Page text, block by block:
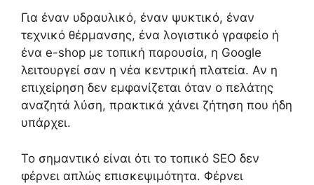
Για έναν υδραυλικό, έναν ψυκτικό, έναν
τεχνικό θέρμανσης, ένα λογιστικό γραφείο ή
ένα e-shop με τοπική παρουσία, η Google
λειτουργεί σαν η νέα κεντρική πλατεία. Αν η
επιχείρηση δεν εμφανίζεται όταν ο πελάτης
αναζητά λύση, πρακτικά χάνει ζήτηση που ήδη
υπάρχει.
Το σημαντικό είναι ότι το τοπικό SEO δεν
φέρνει απλώς επισκεψιμότητα. Φέρνει